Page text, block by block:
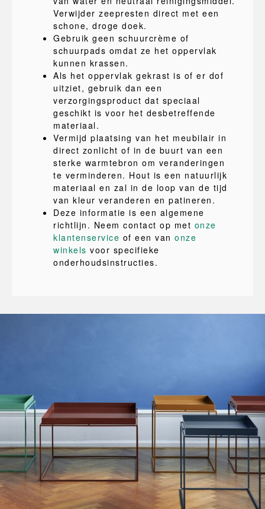
Verwijder zeepresten direct met een
schone, droge doek.
Gebruik geen schuurcrème of
schuurpads omdat ze het oppervlak
kunnen krassen.
Als het oppervlak gekrast is of er dof
uitziet, gebruik dan een
verzorgingsproduct dat speciaal
geschikt is voor het desbetreffende
materiaal.
Vermijd plaatsing van het meubilair in
direct zonlicht of in de buurt van een
sterke warmtebron om veranderingen
te verminderen. Hout is een natuurlijk
materiaal en zal in de loop van de tijd
van kleur veranderen en patineren.
Deze informatie is een algemene
richtlijn. Neem contact op met onze
klantenservice of een van onze
winkels voor specifieke
onderhoudsinstructies.